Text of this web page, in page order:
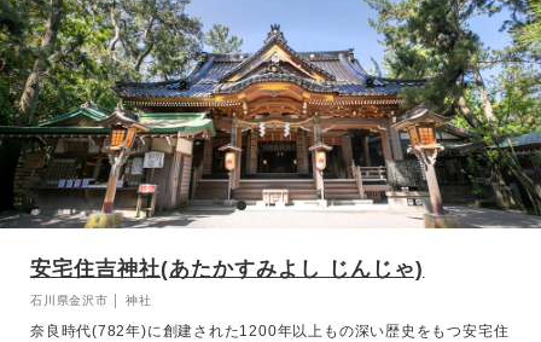
安宅住吉神社(あたかすみよし じんじゃ)
石川県金沢市 │ 神社
奈良時代(782年)に創建された1200年以上もの深い歴史をもつ安宅住